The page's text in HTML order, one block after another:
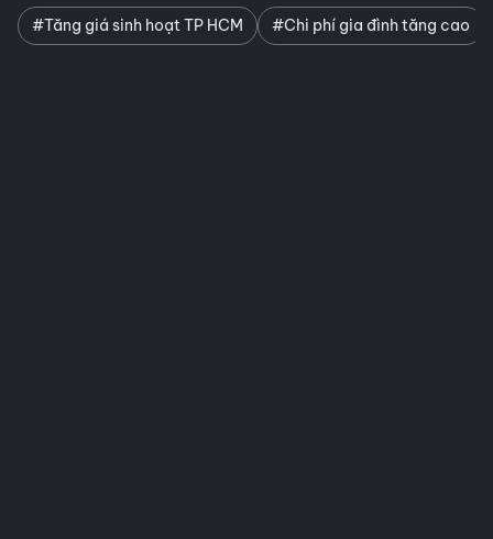
#Tăng giá sinh hoạt TP HCM #Chi phí gia đình tăng cao